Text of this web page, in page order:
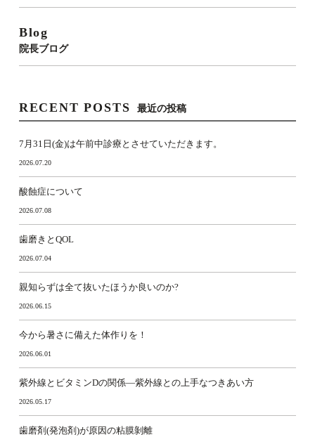
Blog
院長ブログ
RECENT POSTS 最近の投稿
7月31日(金)は午前中診療とさせていただきます。
2026.07.20
酸蝕症について
2026.07.08
歯磨きとQOL
2026.07.04
親知らずは全て抜いたほうか良いのか?
2026.06.15
今から暑さに備えた体作りを！
2026.06.01
紫外線とビタミンDの関係―紫外線との上手なつきあい方
2026.05.17
歯磨剤(発泡剤)が原因の粘膜剝離